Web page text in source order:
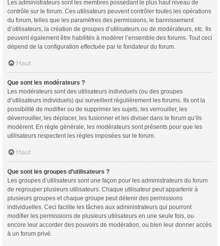
Les administrateurs sont les membres possédant le plus haut niveau de
contrôle sur le forum. Ces utilisateurs peuvent contrôler toutes les opérations
du forum, telles que les paramètres des permissions, le bannissement
d’utilisateurs, la création de groupes d’utilisateurs ou de modérateurs, etc. Ils
peuvent également être habilités à modérer l’ensemble des forums. Tout ceci
dépend de la configuration effectuée par le fondateur du forum.
Haut
Que sont les modérateurs ?
Les modérateurs sont des utilisateurs individuels (ou des groupes
d’utilisateurs individuels) qui surveillent régulièrement les forums. Ils ont la
possibilité de modifier ou de supprimer les sujets, les verrouiller, les
déverrouiller, les déplacer, les fusionner et les diviser dans le forum qu’ils
modèrent. En règle générale, les modérateurs sont présents pour que les
utilisateurs respectent les règles imposées sur le forum.
Haut
Que sont les groupes d’utilisateurs ?
Les groupes d’utilisateurs sont une façon pour les administrateurs du forum
de regrouper plusieurs utilisateurs. Chaque utilisateur peut appartenir à
plusieurs groupes et chaque groupe peut détenir des permissions
individuelles. Ceci facilite les tâches aux administrateurs qui pourront
modifier les permissions de plusieurs utilisateurs en une seule fois, ou
encore leur accorder des pouvoirs de modération, ou bien leur donner accès
à un forum privé.